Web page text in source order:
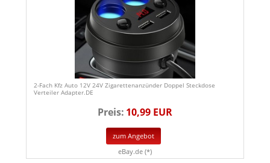
2-Fach Kfz Auto 12V 24V Zigarettenanzünder Doppel Steckdose
Verteiler Adapter.DE
Preis: 10,99 EUR
zum Angebot
eBay.de (*)